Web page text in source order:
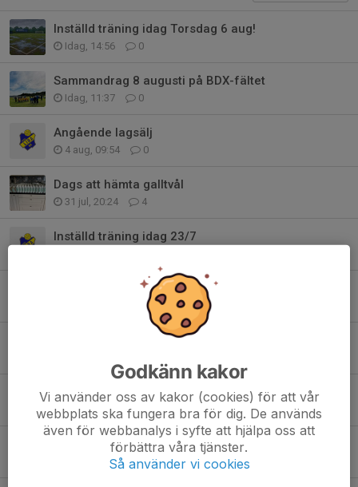
Inställd träning idag Torsdag 6 aug!
Idag, 14:56 0
Sammandrag 8 augusti på BDX-fältet
Idag, 11:37 0
Angående lagsälj
4 aug, 09:54 0
Dags att hämta galltvål
31 jul, 20:24 4
Inställd träning idag 23/7
4
Kommande försäljning
29 jun, 14:13 0
Lag blå går från lekplatsen till stranden nu
27 jun, 10:57 0
Godkänn kakor
Vi använder oss av kakor (cookies) för att vår
webbplats ska fungera bra för dig. De används
även för webbanalys i syfte att hjälpa oss att
förbättra våra tjänster.
Så använder vi cookies